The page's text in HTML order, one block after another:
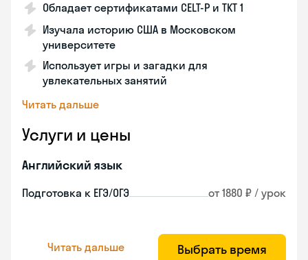
Обладает сертификатами CELT-P и TKT 1
Изучала историю США в Московском
университете
Использует игры и загадки для
увлекательных занятий
Читать дальше
Услуги и цены
Английский язык
Подготовка к ЕГЭ/ОГЭ от 1880 ₽ / урок
Читать дальше Выбрать время